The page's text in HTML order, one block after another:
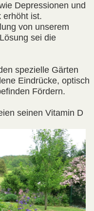
Depressionen und
erhöht ist.
von unserem
sei die
spezielle Gärten
Eindrücke, optisch
Fördern.
seinen Vitamin D